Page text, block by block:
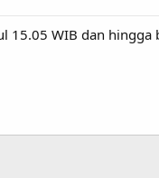
15.05 WIB dan